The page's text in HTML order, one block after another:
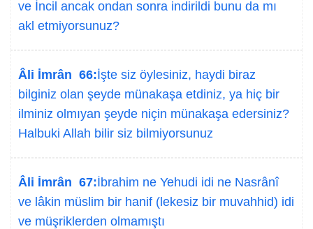
ve İncil ancak ondan sonra indirildi bunu da mı
akl etmiyorsunuz?
Âli İmrân 66:İşte siz öylesiniz, haydi biraz
bilginiz olan şeyde münakaşa etdiniz, ya hiç bir
ilminiz olmıyan şeyde niçin münakaşa edersiniz?
Halbuki Allah bilir siz bilmiyorsunuz
Âli İmrân 67:İbrahim ne Yehudi idi ne Nasrânî
ve lâkin müslim bir hanif (lekesiz bir muvahhid) idi
ve müşriklerden olmamıştı